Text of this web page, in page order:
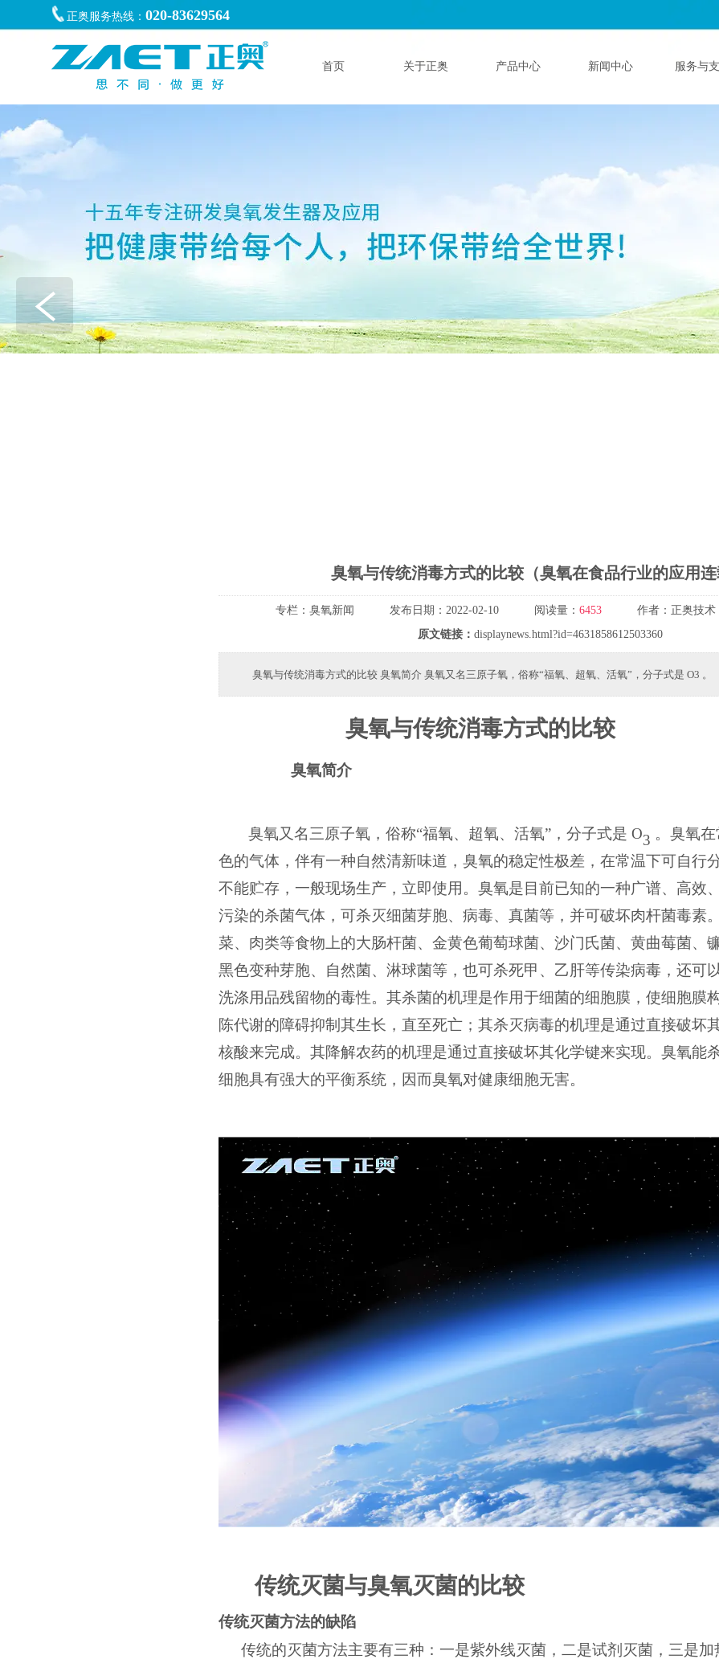
正奥服务热线： 020-83629564
首页 关于正奥 产品中心 新闻中心 服务与
臭氧与传统消毒方式的比较（臭氧在食品行业的应用连
专栏： 臭氧新闻 发布日期： 2022-02-10 阅读量： 6453 作者： 正奥技术
原文链接： displaynews.html?id=4631858612503360
臭氧与传统消毒方式的比较 臭氧简介 臭氧又名三原子氧，俗称“福氧、超氧、活氧”，分子式是 O3 。
臭氧与传统消毒方式的比较
臭氧简介
臭氧又名三原子氧，俗称“福氧、超氧、活氧” ，分子式是 O3 。臭氧
色的气体，伴有一种自然清新味道，臭氧的稳定性极差，在常温下可自行
不能贮存，一般现场生产，立即使用。臭氧是目前已知的一种广谱、高效
污染的杀菌气体，可杀灭细菌芽胞、病毒、真菌等，并可破坏肉杆菌毒素
菜、肉类等食物上的大肠杆菌、金黄色葡萄球菌、沙门氏菌、黄曲莓菌、
黑色变种芽胞、自然菌、淋球菌等，也可杀死甲、乙肝等传染病毒，还可
洗涤用品残留物的毒性。其杀菌的机理是作用于细菌的细胞膜，使细胞膜
陈代谢的障碍抑制其生长，直至死亡；其杀灭病毒的机理是通过直接破坏
核酸来完成。其降解农药的机理是通过直接破坏其化学键来实现。臭氧能
细胞具有强大的平衡系统，因而臭氧对健康细胞无害。
传统灭菌与臭氧灭菌的比较
传统灭菌方法的缺陷
传统的灭菌方法主要有三种：一是紫外线灭菌，二是试剂灭菌，三是